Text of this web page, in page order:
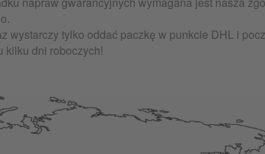
wystarczy tylko oddać paczkę w punkcie DHL i
kilku dni roboczych!